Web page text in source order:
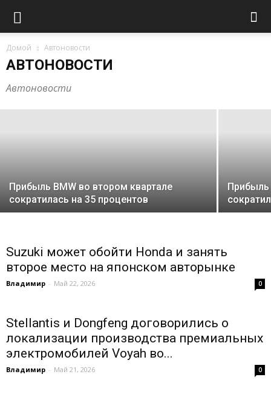
Домой Автоновости
АВТОНОВОСТИ
Автоновости
Регистрация новых электромобилей в
ЕС в 2025 году выросла почти на
треть
Владимир - Авг 2, 2026
Прибыль BMW во втором квартале
сократилась на 35 процентов
Прибыль
Suzuki может обойти Honda и занять
второе место на японском авторынке
Владимир - Май 22, 2026 0
Stellantis и Dongfeng договорились о
локализации производства премиальных
электромобилей Voyah во...
Владимир - Май 21, 2026 0